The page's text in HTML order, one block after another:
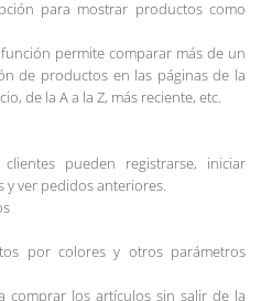
para mostrar productos como
permite comparar más de un
de productos en las páginas de la
de la A a la Z, más reciente, etc.
pueden registrarse, iniciar
y ver pedidos anteriores.
por colores y otros parámetros
comprar los artículos sin salir de la